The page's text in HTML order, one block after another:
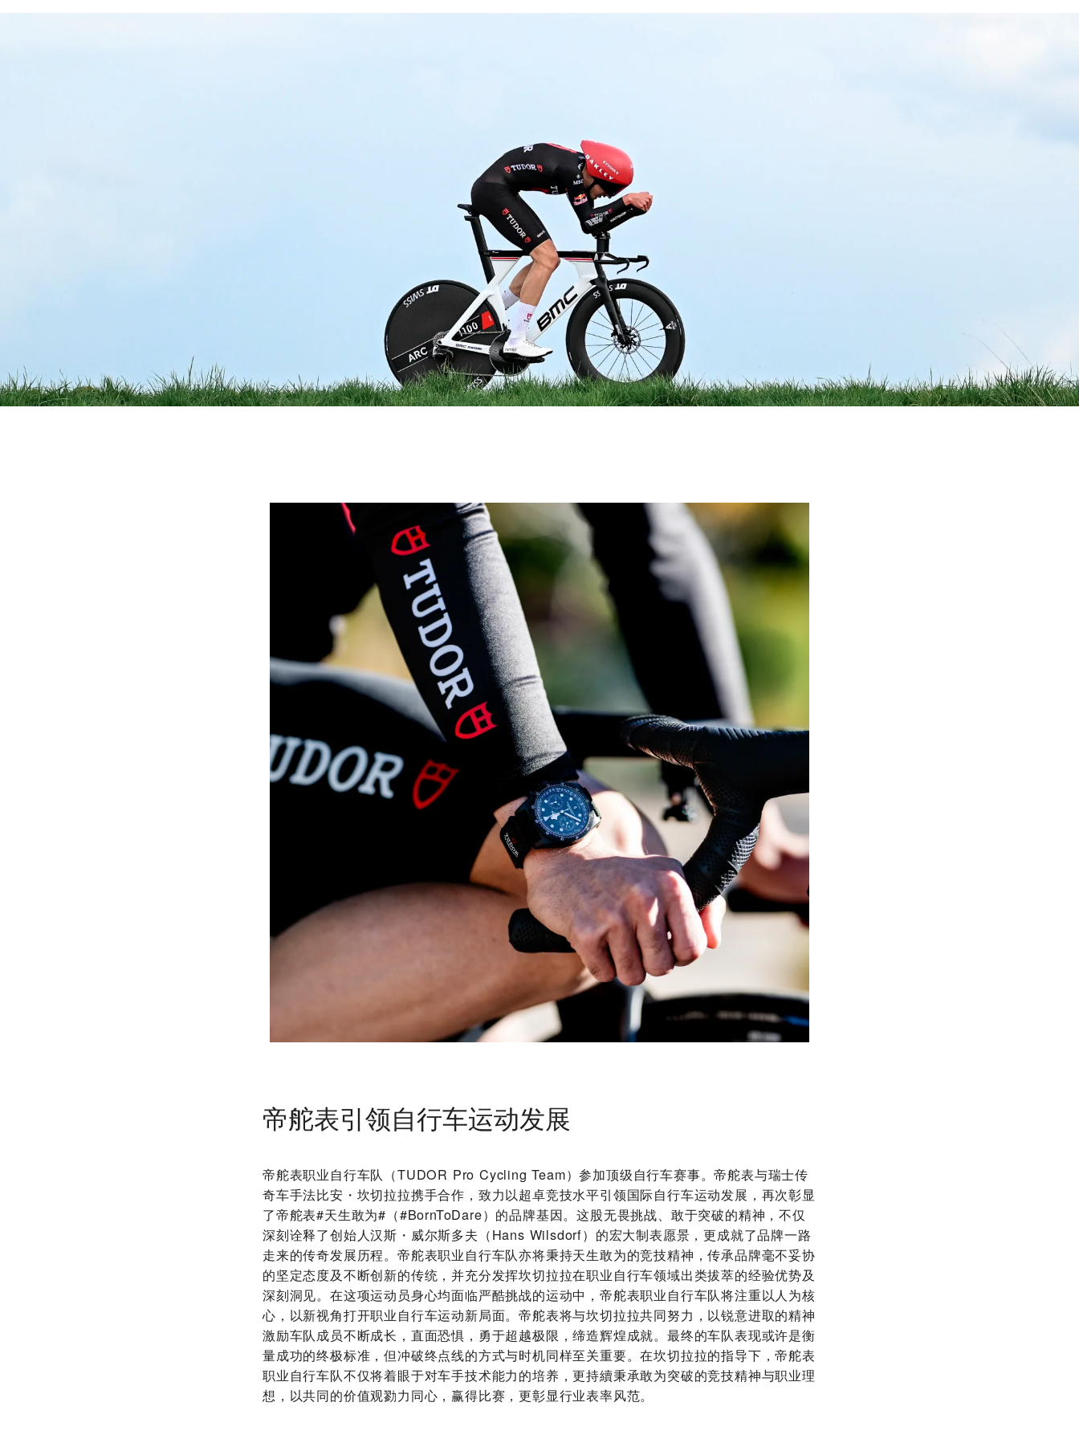
帝舵表引领自行车运动发展
帝舵表职业自行车队（TUDOR Pro Cycling Team）参加顶级自行车赛事。帝舵表与瑞士传
奇车手法比安・坎切拉拉携手合作，致力以超卓竞技水平引领国际自行车运动发展，再次彰显
了帝舵表#天生敢为#（#BornToDare）的品牌基因。这股无畏挑战、敢于突破的精神，不仅
深刻诠释了创始人汉斯・威尔斯多夫（Hans Wilsdorf）的宏大制表愿景，更成就了品牌一路
走来的传奇发展历程。帝舵表职业自行车队亦将秉持天生敢为的竞技精神，传承品牌毫不妥协
的坚定态度及不断创新的传统，并充分发挥坎切拉拉在职业自行车领域出类拔萃的经验优势及
深刻洞见。在这项运动员身心均面临严酷挑战的运动中，帝舵表职业自行车队将注重以人为核
心，以新视角打开职业自行车运动新局面。帝舵表将与坎切拉拉共同努力，以锐意进取的精神
激励车队成员不断成长，直面恐惧，勇于超越极限，缔造辉煌成就。最终的车队表现或许是衡
量成功的终极标准，但冲破终点线的方式与时机同样至关重要。在坎切拉拉的指导下，帝舵表
职业自行车队不仅将着眼于对车手技术能力的培养，更持續秉承敢为突破的竞技精神与职业理
想，以共同的价值观勠力同心，赢得比赛，更彰显行业表率风范。